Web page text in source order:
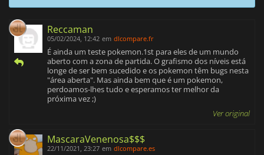
Reccaman
05/02/2024, 12:42 em dlcompare.fr
É ainda um teste pokemon.1st para eles de um mundo
aberto com a zona de partida. O grafismo dos níveis está
longe de ser bem sucedido e os pokemon têm bugs nesta
"área aberta". Mas ainda bem que é um pokemon,
perdoamos-lhes tudo e esperamos ter melhor da
próxima vez ;)
Ver original
MascaraVenenosa$$$
22/11/2021, 23:27 em dlcompare.es